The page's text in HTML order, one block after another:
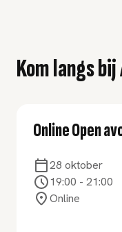
Kom langs bij
Online Open
28 oktober
19:00 - 21:00
Online